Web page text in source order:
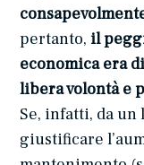
pertanto, il
economica era
libera volontà e
Se, infatti, da
giustificare